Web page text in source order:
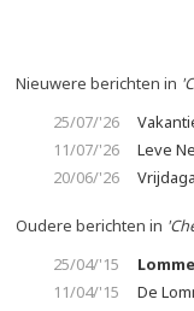
Nieuwere berichten in
25/07/'26
11/07/'26
Leve
20/06/'26
Oudere berichten in
25/04/'15
11/04/'15
De